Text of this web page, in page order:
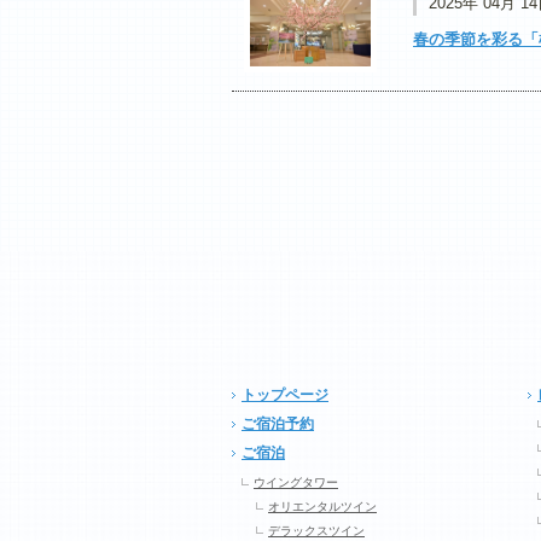
春の季節を彩る
トップページ
ご宿泊予約
ご宿泊
ウイングタワー
オリエンタルツイン
デラックスツイン